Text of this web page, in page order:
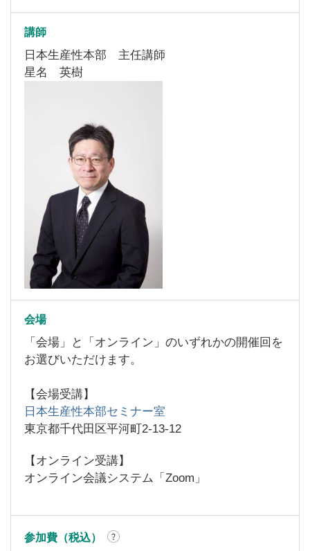
講師
日本生産性本部 主任講師
星名 英樹
会場
「会場」と「オンライン」のいずれかの開催回を
お選びいただけます。
【会場受講】
日本生産性本部セミナー室
東京都千代田区平河町2-13-12
【オンライン受講】
オンライン会議システム「Zoom」
参加費（税込）